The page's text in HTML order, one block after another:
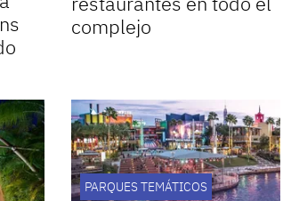
complejo
PARQUES TEMÁTICOS